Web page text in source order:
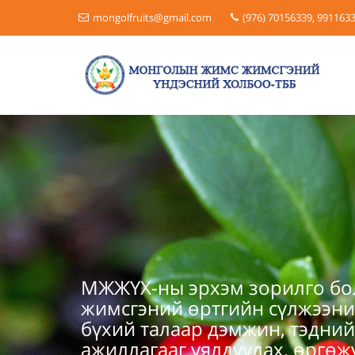
mongolfruits@gmail.com (976) 70156339,